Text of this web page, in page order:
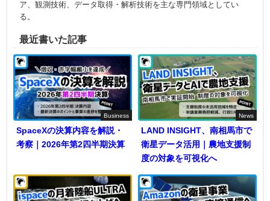
ア、観測技術、データ取得・解析技術を主な専門領域としてい
る。
最近書いた記事
Business
SpaceXの決算内容を解説・
考察｜2026年第2四半期決算
News
LAND INSIGHT、南相馬市で
衛星データ活用｜農地支援制
度の対象を可視化へ